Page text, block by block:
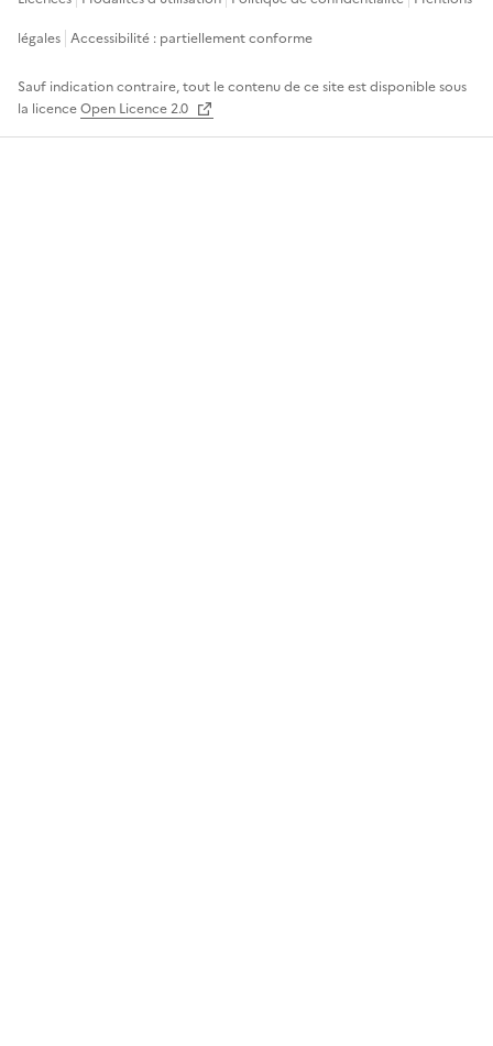
légales Accessibilité : partiellement conforme
Sauf indication contraire, tout le contenu de ce site est disponible sous
la licenceOpen Licence 2.0